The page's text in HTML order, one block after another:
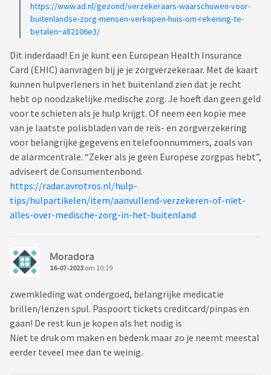
https://www.ad.nl/gezond/verzekeraars-waarschuwen-voor-
buitenlandse-zorg-mensen-verkopen-huis-om-rekening-te-
betalen~a82106e3/
Dit inderdaad! En je kunt een European Health Insurance
Card (EHIC) aanvragen bij je je zorgverzekeraar. Met de kaart
kunnen hulpverleners in het buitenland zien dat je recht
hebt op noodzakelijke medische zorg. Je hoeft dan geen geld
voor te schieten als je hulp krijgt. Of neem een kopie mee
van je laatste polisbladen van de reis- en zorgverzekering
voor belangrijke gegevens en telefoonnummers, zoals van
de alarmcentrale. “Zeker als je geen Europese zorgpas hebt”,
adviseert de Consumentenbond.
https://radar.avrotros.nl/hulp-
tips/hulpartikelen/item/aanvullend-verzekeren-of-niet-
alles-over-medische-zorg-in-het-buitenland
Moradora
16-07-2023 om 10:19
zwemkleding wat ondergoed, belangrijke medicatie
brillen/lenzen spul. Paspoort tickets creditcard/pinpas en
gaan! De rest kun je kopen als het nodig is
Niet te druk om maken en bedenk maar zo je neemt meestal
eerder teveel mee dan te weinig.